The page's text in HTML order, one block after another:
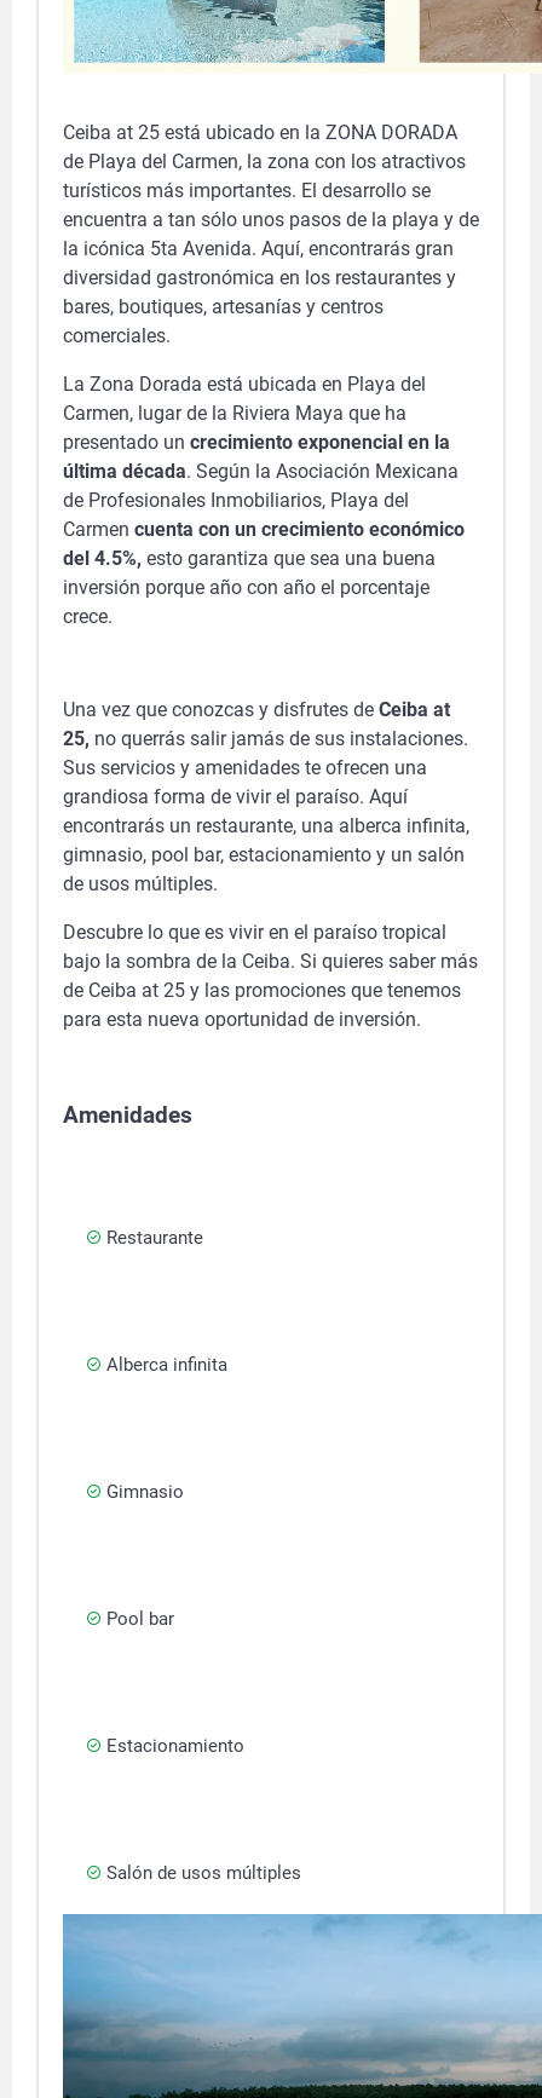
Ceiba at 25 está ubicado en la ZONA DORADA
de Playa del Carmen, la zona con los atractivos
turísticos más importantes. El desarrollo se
encuentra a tan sólo unos pasos de la playa y de
la icónica 5ta Avenida. Aquí, encontrarás gran
diversidad gastronómica en los restaurantes y
bares, boutiques, artesanías y centros
comerciales.
La Zona Dorada está ubicada en Playa del
Carmen, lugar de la Riviera Maya que ha
presentado un crecimiento exponencial en la
última década. Según la Asociación Mexicana
de Profesionales Inmobiliarios, Playa del
Carmen cuenta con un crecimiento económico
del 4.5%, esto garantiza que sea una buena
inversión porque año con año el porcentaje
crece.
Una vez que conozcas y disfrutes de Ceiba at
25, no querrás salir jamás de sus instalaciones.
Sus servicios y amenidades te ofrecen una
grandiosa forma de vivir el paraíso. Aquí
encontrarás un restaurante, una alberca infinita,
gimnasio, pool bar, estacionamiento y un salón
de usos múltiples.
Descubre lo que es vivir en el paraíso tropical
bajo la sombra de la Ceiba. Si quieres saber más
de Ceiba at 25 y las promociones que tenemos
para esta nueva oportunidad de inversión.
Amenidades
Restaurante
Alberca infinita
Gimnasio
Pool bar
Estacionamiento
Salón de usos múltiples